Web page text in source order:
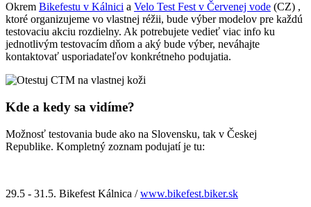
Okrem Bikefestu v Kálnici a Velo Test Fest v Červenej vode (CZ) ,
ktoré organizujeme vo vlastnej réžii, bude výber modelov pre každú
testovaciu akciu rozdielny. Ak potrebujete vedieť viac info ku
jednotlivým testovacím dňom a aký bude výber, neváhajte
kontaktovať usporiadateľov konkrétneho podujatia.
Kde a kedy sa vidíme?
Možnosť testovania bude ako na Slovensku, tak v Českej
Republike. Kompletný zoznam podujatí je tu:
29.5 - 31.5. Bikefest Kálnica /www.bikefest.biker.sk